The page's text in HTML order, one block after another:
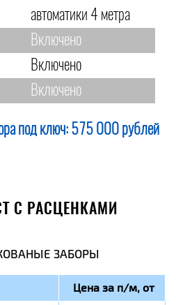
автоматики 4 метра
Включено
Включено
Включено
под ключ: 575 000 рублей
С РАСЦЕНКАМИ
ЗАБОРЫ
Цена за п/м, от